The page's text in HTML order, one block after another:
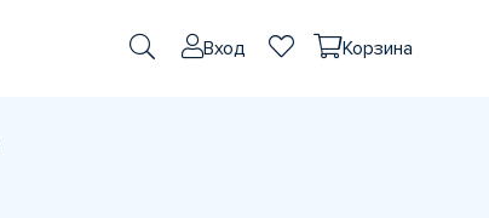
Вход Корзина